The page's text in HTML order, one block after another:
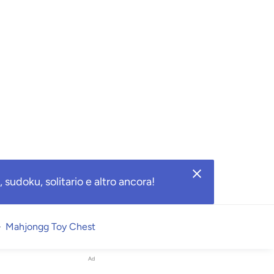
solitario e altro ancora!
Mahjongg Toy Chest
Ad